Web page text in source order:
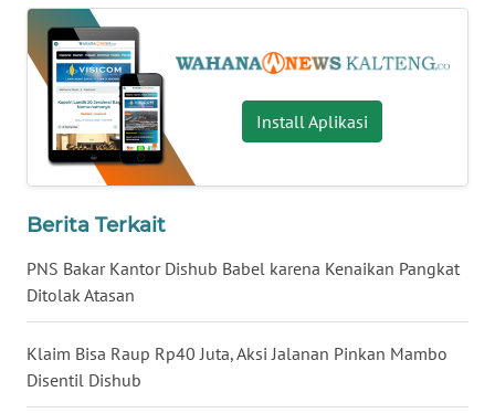
Install Aplikasi
Berita Terkait
PNS Bakar Kantor Dishub Babel karena Kenaikan Pangkat
Ditolak Atasan
Klaim Bisa Raup Rp40 Juta, Aksi Jalanan Pinkan Mambo
Disentil Dishub
WN
JOGJA
WN
JATIM
WN
BALI
WN
WN